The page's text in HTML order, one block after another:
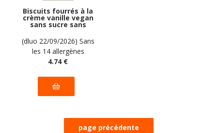
Biscuits fourrés à la
crème vanille vegan
sans sucre sans
(4x29g) = 115
grammes
(dluo 22/09/2026) Sans
les 14 allergènes
majeurs
4.74 €